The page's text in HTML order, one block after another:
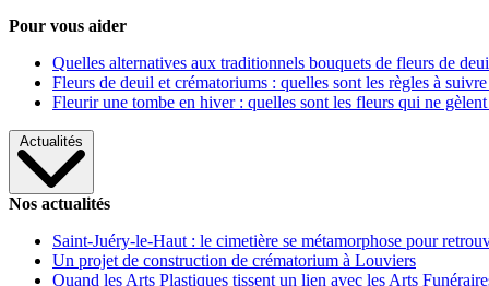
Pour vous aider
Quelles alternatives aux traditionnels bouquets de fleurs de
Fleurs de deuil et crématoriums : quelles sont les règles à
Fleurir une tombe en hiver : quelles sont les fleurs qui ne gèlent
Actualités
Nos actualités
Saint-Juéry-le-Haut : le cimetière se métamorphose pour
Un projet de construction de crématorium à Louviers
Quand les Arts Plastiques tissent un lien avec les Arts